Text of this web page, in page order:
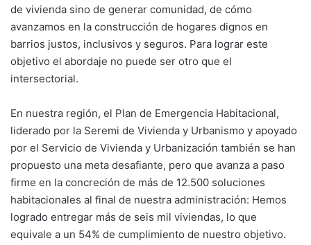
de vivienda sino de generar comunidad, de cómo
avanzamos en la construcción de hogares dignos en
barrios justos, inclusivos y seguros. Para lograr este
objetivo el abordaje no puede ser otro que el
intersectorial.
En nuestra región, el Plan de Emergencia Habitacional,
liderado por la Seremi de Vivienda y Urbanismo y apoyado
por el Servicio de Vivienda y Urbanización también se han
propuesto una meta desafiante, pero que avanza a paso
firme en la concreción de más de 12.500 soluciones
habitacionales al final de nuestra administración: Hemos
logrado entregar más de seis mil viviendas, lo que
equivale a un 54% de cumplimiento de nuestro objetivo.